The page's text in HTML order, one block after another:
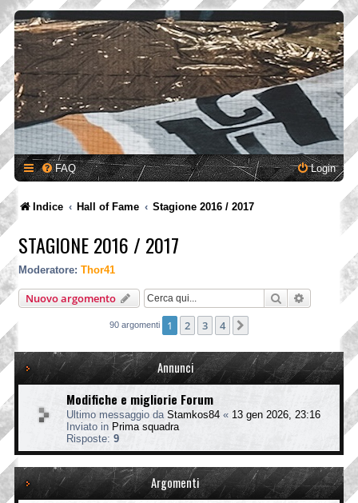
FAQ Login
Indice Hall of Fame Stagione 2016 / 2017
STAGIONE 2016 / 2017
Moderatore: Thor41
Nuovo argomento Cerca Ricerca
90 argomenti 1 2 3 4
Annunci
Modifiche e migliorie Forum
Ultimo messaggio da Stamkos84 « 13 gen 2026, 23:16
Inviato in Prima squadra
Risposte: 9
Argomenti